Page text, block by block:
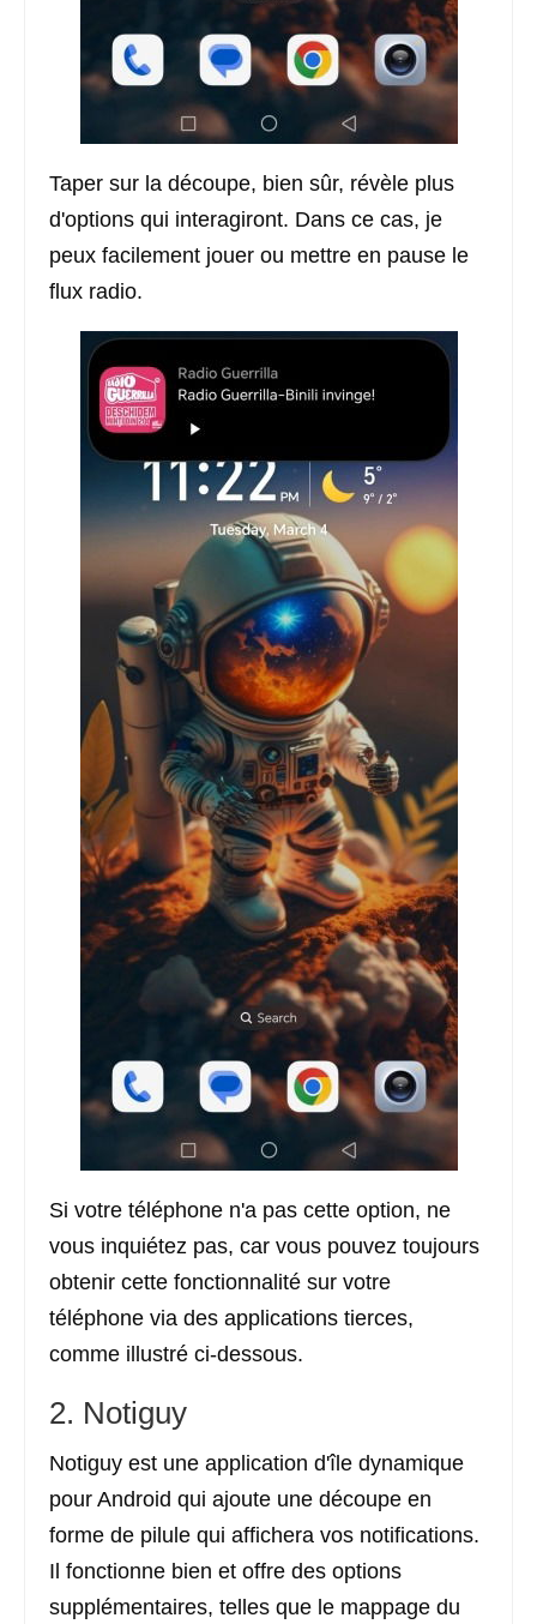
Taper sur la découpe, bien sûr, révèle plus
d'options qui interagiront. Dans ce cas, je
peux facilement jouer ou mettre en pause le
flux radio.
Si votre téléphone n'a pas cette option, ne
vous inquiétez pas, car vous pouvez toujours
obtenir cette fonctionnalité sur votre
téléphone via des applications tierces,
comme illustré ci-dessous.
2. Notiguy
Notiguy est une application d'île dynamique
pour Android qui ajoute une découpe en
forme de pilule qui affichera vos notifications.
Il fonctionne bien et offre des options
supplémentaires, telles que le mappage du